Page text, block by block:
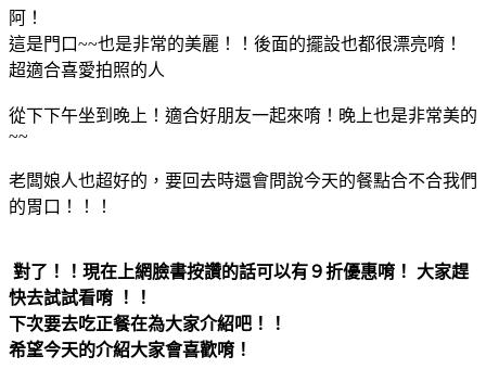
阿！
這是門口~~也是非常的美麗！！後面的擺設也都很漂亮唷！
超適合喜愛拍照的人
從下下午坐到晚上！適合好朋友一起來唷！晚上也是非常美的
~~
老闆娘人也超好的 ，要回去時還會問說今天的餐點合不合我們
的胃口！！！
對了！！現在上網臉書按讚的話可以有９折優惠唷！ 大家趕
快去試試看唷 ！！
下次要去吃正餐在為大家介紹吧！！
希望今天的介紹大家會喜歡唷！